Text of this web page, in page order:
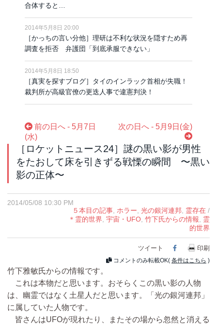
合体すると…
2014年5月8日 20:00
［かっちの言い分他］理研は不利な状況を隠すため再
調査を拒否 弁護団「到底承服できない」
2014年5月8日 18:50
［真実を探すブログ］タイのインラック首相が失職！
裁判所が高級官僚の更迭人事で違憲判決！
前の日へ - 5月7日
(水)
次の日へ - 5月9日(金)
［ロケットニュース24］謎の黒い影が男性
をたおして床を引きずる戦慄の瞬間 〜黒い
影の正体〜
2014/05/08 10:30 PM
５本目の記事 ホラー 光の銀河連邦 霊存在 /
＊霊的世界 宇宙・UFO 竹下氏からの情報
霊
的世界
ツイート Facebook
印刷
コメントのみ転載OK( 条件はこちら )
竹下雅敏氏からの情報です。
これは本物だと思います。おそらくこの黒い影の人物
は、幽霊ではなく土星人だと思います。「光の銀河連邦」
に属していた人物です。
皆さんはUFOが現れたり、またその場から忽然と消える